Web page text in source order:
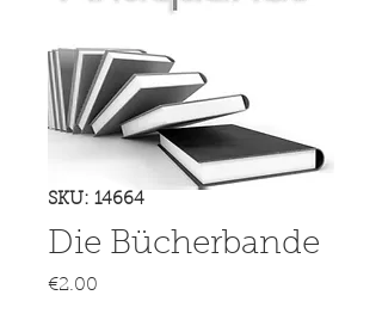
SKU: 14664
Die Bücherbande
€2.00